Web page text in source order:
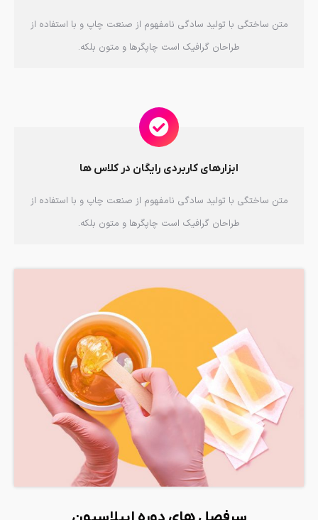
متن ساختگی با تولید سادگی نامفهوم از صنعت چاپ و با استفاده از
طراحان گرافیک است چاپگرها و متون بلکه.
ابزارهای کاربردی رایگان در کلاس ها
متن ساختگی با تولید سادگی نامفهوم از صنعت چاپ و با استفاده از
طراحان گرافیک است چاپگرها و متون بلکه.